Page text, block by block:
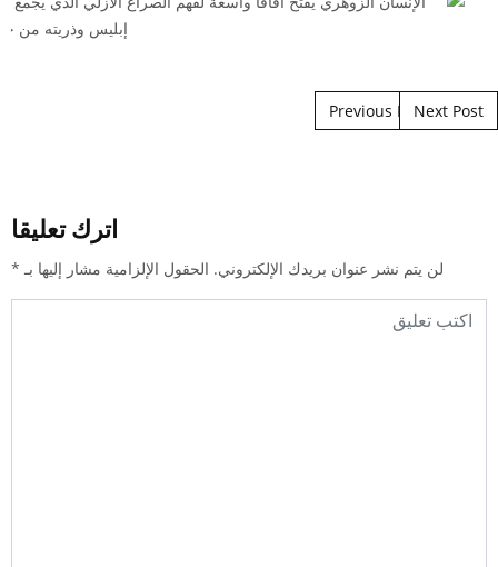
Post navigation
Previous PostNext Post
اترك تعليقا
لن يتم نشر عنوان بريدك الإلكتروني. الحقول الإلزامية مشار إليها بـ *